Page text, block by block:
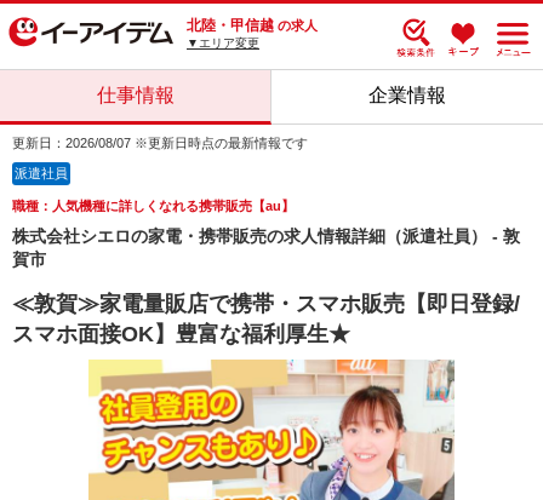
北陸・甲信越 の求人
▼エリア変更
仕事情報 企業情報
更新日：2026/08/07 ※更新日時点の最新情報です
派遣社員
職種：人気機種に詳しくなれる携帯販売【au】
株式会社シエロの家電・携帯販売の求人情報詳細（派遣社員） - 敦
賀市
≪敦賀≫家電量販店で携帯・スマホ販売【即日登録/
スマホ面接OK】豊富な福利厚生★